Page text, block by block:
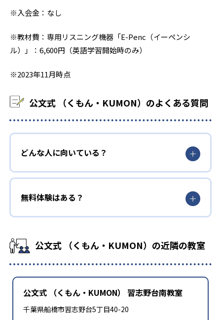
※入会金：なし
※教材費：専用リスニング機器「E-Penc（イーペンシ
ル）」：6,600円（英語学習開始時のみ）
※2023年11月時点
公文式 （くもん・KUMON）のよくある質問
どんな人に向いている？
無料体験はある？
公文式 （くもん・KUMON）の近隣の教室
公文式 （くもん・KUMON） 習志野台南教室
千葉県船橋市習志野台5丁目40-20